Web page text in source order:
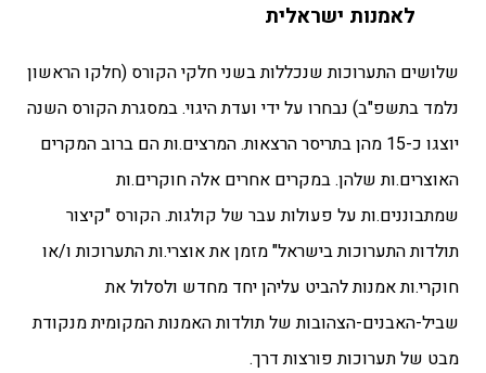
לאמנות ישראלית
שלושים התערוכות שנכללות בשני חלקי הקורס (חלקו הראשון
נלמד בתשפ"ב) נבחרו על ידי ועדת היגוי. במסגרת הקורס השנה
יוצגו כ-15 מהן בתריסר הרצאות. המרצים.ות הם ברוב המקרים
האוצרים.ות שלהן. במקרים אחרים אלה חוקרים.ות
שמתבוננים.ות על פעולות עבר של קולגות. הקורס "קיצור
תולדות התערוכות בישראל" מזמן את אוצרי.ות התערוכות ו/או
חוקרי.ות אמנות להביט עליהן יחד מחדש ולסלול את
שביל-האבנים-הצהובות של תולדות האמנות המקומית מנקודת
מבט של תערוכות פורצות דרך.